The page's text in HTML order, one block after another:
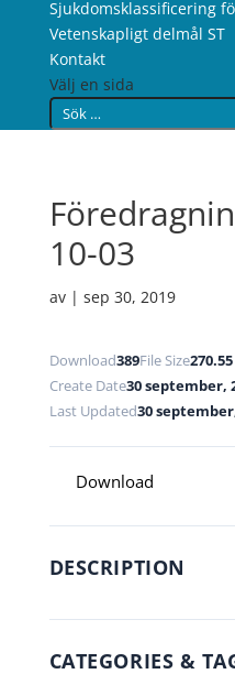
Sjukdomsklassificering
Vetenskapligt delmål ST
Kontakt
Välj en sida
10-03
av | sep 30, 2019
Download389File Size
Create Date30 september,
Last Updated30
Download
DESCRIPTION
CATEGORIES &